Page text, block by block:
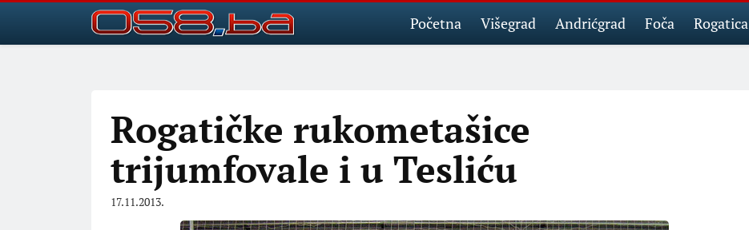
Početna Višegrad Andrićgrad Foča Rogatica
Rogatičke rukometašice
trijumfovale i u Tesliću
17.11.2013.